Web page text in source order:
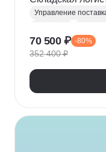
Управление
Складской учет
70 500 ₽ -80%
352 400 ₽